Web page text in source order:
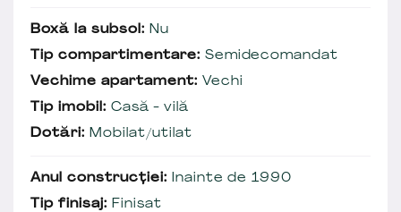
Boxă la subsol: Nu
Tip compartimentare: Semidecomandat
Vechime apartament: Vechi
Tip imobil: Casă - vilă
Dotări: Mobilat/utilat
Anul construcției: Inainte de 1990
Tip finisaj: Finisat